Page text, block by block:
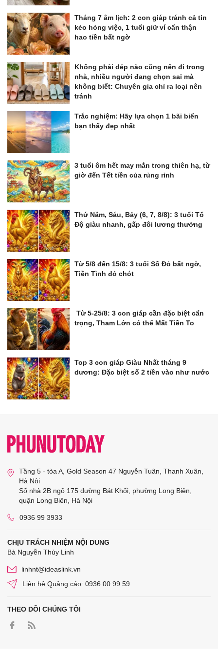
Tháng 7 âm lịch: 2 con giáp tránh cả tin
kẻo hỏng việc, 1 tuổi giữ ví cẩn thận
hao tiền bất ngờ
Không phải dép nào cũng nên đi trong
nhà, nhiều người đang chọn sai mà
không biết: Chuyên gia chỉ ra loại nên
tránh
Trắc nghiệm: Hãy lựa chọn 1 bãi biển
bạn thấy đẹp nhất
3 tuổi ôm hết may mắn trong thiên hạ, từ
giờ đến Tết tiền của rủng rỉnh
Thứ Năm, Sáu, Bảy (6, 7, 8/8): 3 tuổi Tổ
Độ giàu nhanh, gấp đôi lương thưởng
Từ 5/8 đến 15/8: 3 tuổi Số Đỏ bất ngờ,
Tiền Tình đỏ chót
Từ 5-25/8: 3 con giáp cần đặc biệt cẩn
trọng, Tham Lớn có thể Mất Tiền To
Top 3 con giáp Giàu Nhất tháng 9
dương: Đặc biệt số 2 tiền vào như nước
Tầng 5 - tòa A, Gold Season 47 Nguyễn Tuân, Thanh Xuân,
Hà Nội
Số nhà 2B ngõ 175 đường Bát Khối, phường Long Biên,
quận Long Biên, Hà Nội
0936 99 3933
CHỊU TRÁCH NHIỆM NỘI DUNG
Bà Nguyễn Thùy Linh
linhnt@ideaslink.vn
Liên hệ Quảng cáo: 0936 00 99 59
THEO DÕI CHÚNG TÔI